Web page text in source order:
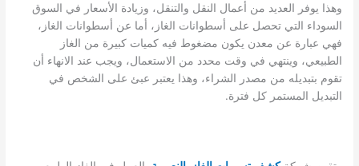
وهذا يوفر العديد من أعمال النقل والتنقل، وزيادة الأسعار في السوق
السوداء التي تحصل على أسطوانات الغاز، أما عن أسطوانات الغاز،
فهي عبارة عن معدن يكون مضغوط فيه كميات كبيرة من الغاز
الطبيعي، وينتهي في وقت محدد من الاستعمال، ويجب عند الانهاء أن
تقوم بتبديله من مصدر الشراء، وهذا يعتبر عبئ على الشخص في
التبديل المستمر كل فترة.